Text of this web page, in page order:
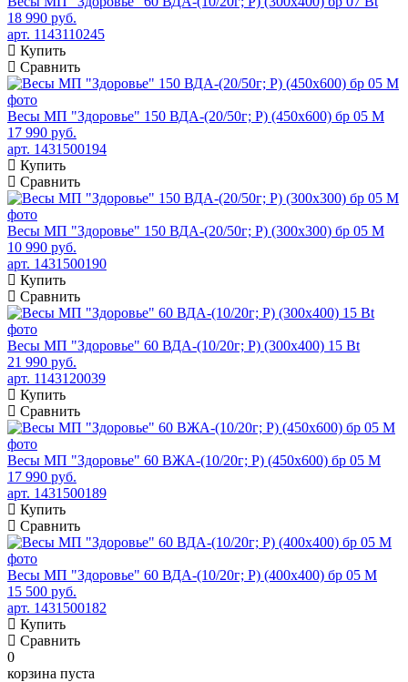
18 990 руб.
арт. 1143110245
Купить
Сравнить
Весы МП "Здоровье" 150 ВДА-(20/50г; Р) (450х600) бр 05 М
17 990 руб.
арт. 1431500194
Купить
Сравнить
Весы МП "Здоровье" 150 ВДА-(20/50г; Р) (300х300) бр 05 М
10 990 руб.
арт. 1431500190
Купить
Сравнить
Весы МП "Здоровье" 60 ВДА-(10/20г; Р) (300х400) 15 Bt
21 990 руб.
арт. 1143120039
Купить
Сравнить
Весы МП "Здоровье" 60 ВЖА-(10/20г; Р) (450х600) бр 05 М
17 990 руб.
арт. 1431500189
Купить
Сравнить
Весы МП "Здоровье" 60 ВДА-(10/20г; Р) (400х400) бр 05 М
15 500 руб.
арт. 1431500182
Купить
Сравнить
0
корзина пуста